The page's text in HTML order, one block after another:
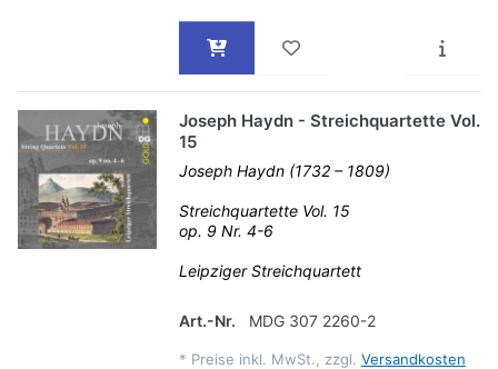
Joseph Haydn - Streichquartette Vol.
15
Joseph Haydn (1732 – 1809)
Streichquartette Vol. 15
op. 9 Nr. 4-6
Leipziger Streichquartett
Art.-Nr. MDG 307 2260-2
* Preise inkl. MwSt., zzgl. Versandkosten